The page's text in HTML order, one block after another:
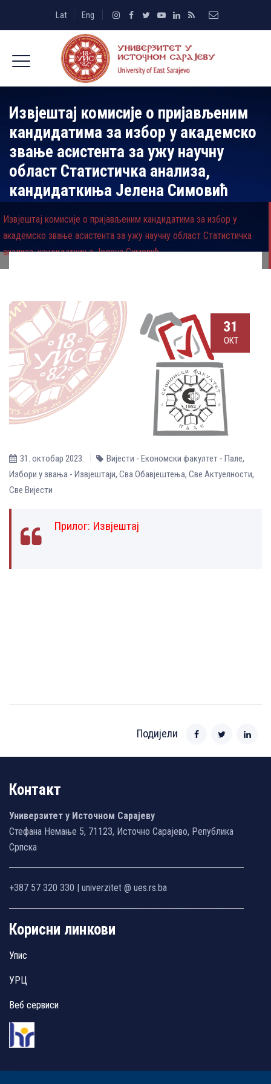
Lat Eng
Извјештај комисије о пријављеним
кандидатима за избор у академско
звање асистента за ужу научну
област Статистичка анализа,
кандидаткиња Јелена Симовић
Извјештај комисије о пријављеним кандидатима за избор у
академско звање асистента за ужу научну област Статистичка
анализа, кандидаткиња Јелена Симовић
31
ОКТ
31. октобар 2023. Вијести - Економски факултет - Пале,
Избори у звања - Извјештаји, Сва Обавјештења, Све Aктуелности,
Све Вијести
Прилог: Извјештај
Подијели
Контакт
Универзитет у Источном Сарајеву
Стефана Немање 5, 71123, Источно Сарајево, Република
Српска
+387 57 320 330 | univerzitet @ ues.rs.ba
Корисни линкови
Упис
УРЦ
Веб сервиси